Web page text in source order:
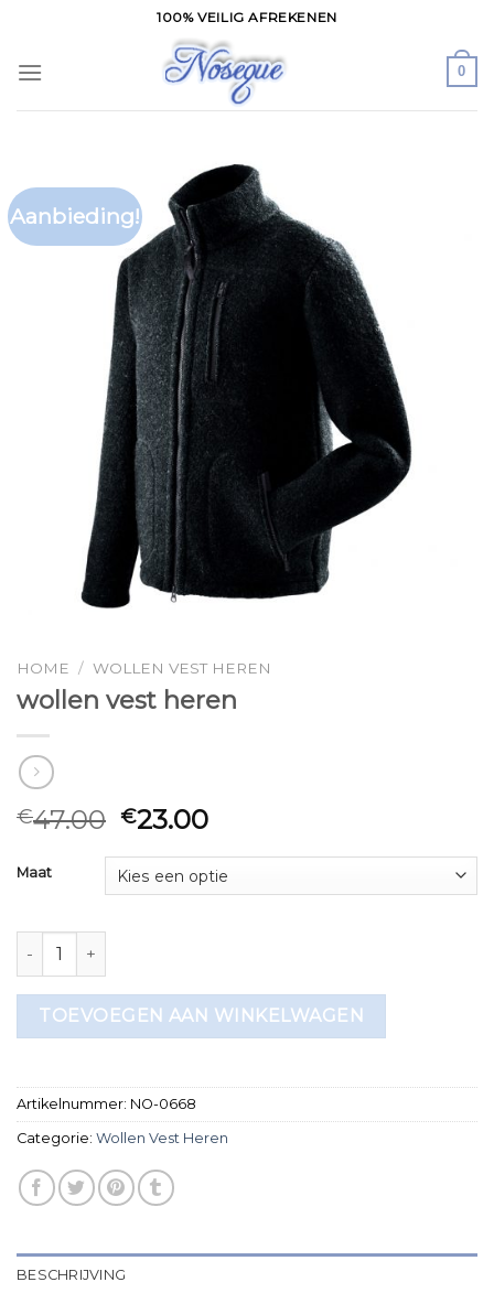
content
100% VEILIG AFREKENEN
0
Aanbieding!
HOME / WOLLEN VEST HEREN
wollen vest heren
€47.00 €23.00
Maat
wollen vest heren aantal
TOEVOEGEN AAN WINKELWAGEN
Artikelnummer: NO-0668
Categorie: Wollen Vest Heren
BESCHRIJVING